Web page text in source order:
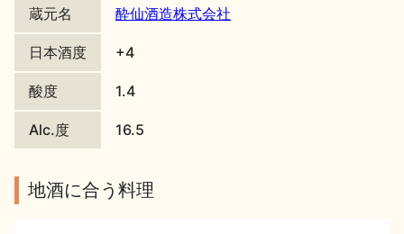
蔵元名 酔仙酒造株式会社
日本酒度 +4
酸度 1.4
Alc.度 16.5
地酒に合う料理